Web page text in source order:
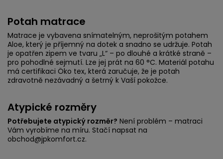
Potah matrace
Matrace je vybavena snímatelným, neprošitým potahem
Aloe, který je příjemný na dotek a snadno se udržuje. Potah
je opatřen zipem ve tvaru „L“ – po dlouhé a krátké straně –
pro pohodlné sejmutí. Lze jej prát na 60 °C. Materiál potahu
má certifikaci Öko tex, která zaručuje, že je potah
zdravotně nezávadný a šetrný k Vaší pokožce.
Atypické rozměry
Potřebujete atypický rozměr? Není problém – matraci
Vám vyrobíme na míru. Stačí napsat na
obchod@jpkomfort.cz.